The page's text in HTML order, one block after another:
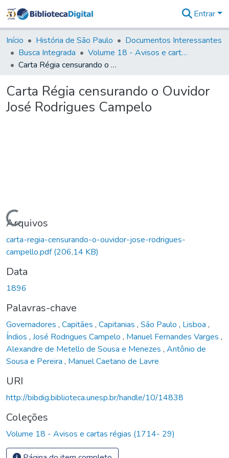
&
Coleções
Tudo na
Biblioteca
Estatísticas
Entrar
Início História de São Paulo
Documentos Interessantes
Busca Integrada
Volume 18 - Avisos e cartas régias (1714- 29)
Carta Régia censurando o Ouvidor José Rodrigues Campelo
Carta Régia censurando o Ouvidor
José Rodrigues Campelo
Carregando...
Arquivos
carta-regia-censurando-o-ouvidor-jose-rodrigues-
campello.pdf(206,14 KB)
Data
1896
Palavras-chave
Governadores , Capitães , Capitanias , São Paulo , Lisboa ,
Índios , José Rodrigues Campelo , Manuel Fernandes Varges ,
Alexandre de Metello de Sousa e Menezes , Antônio de
Sousa e Pereira , Manuel Caetano de Lavre
URI
http://bibdig.biblioteca.unesp.br/handle/10/14838
Coleções
Volume 18 - Avisos e cartas régias (1714- 29)